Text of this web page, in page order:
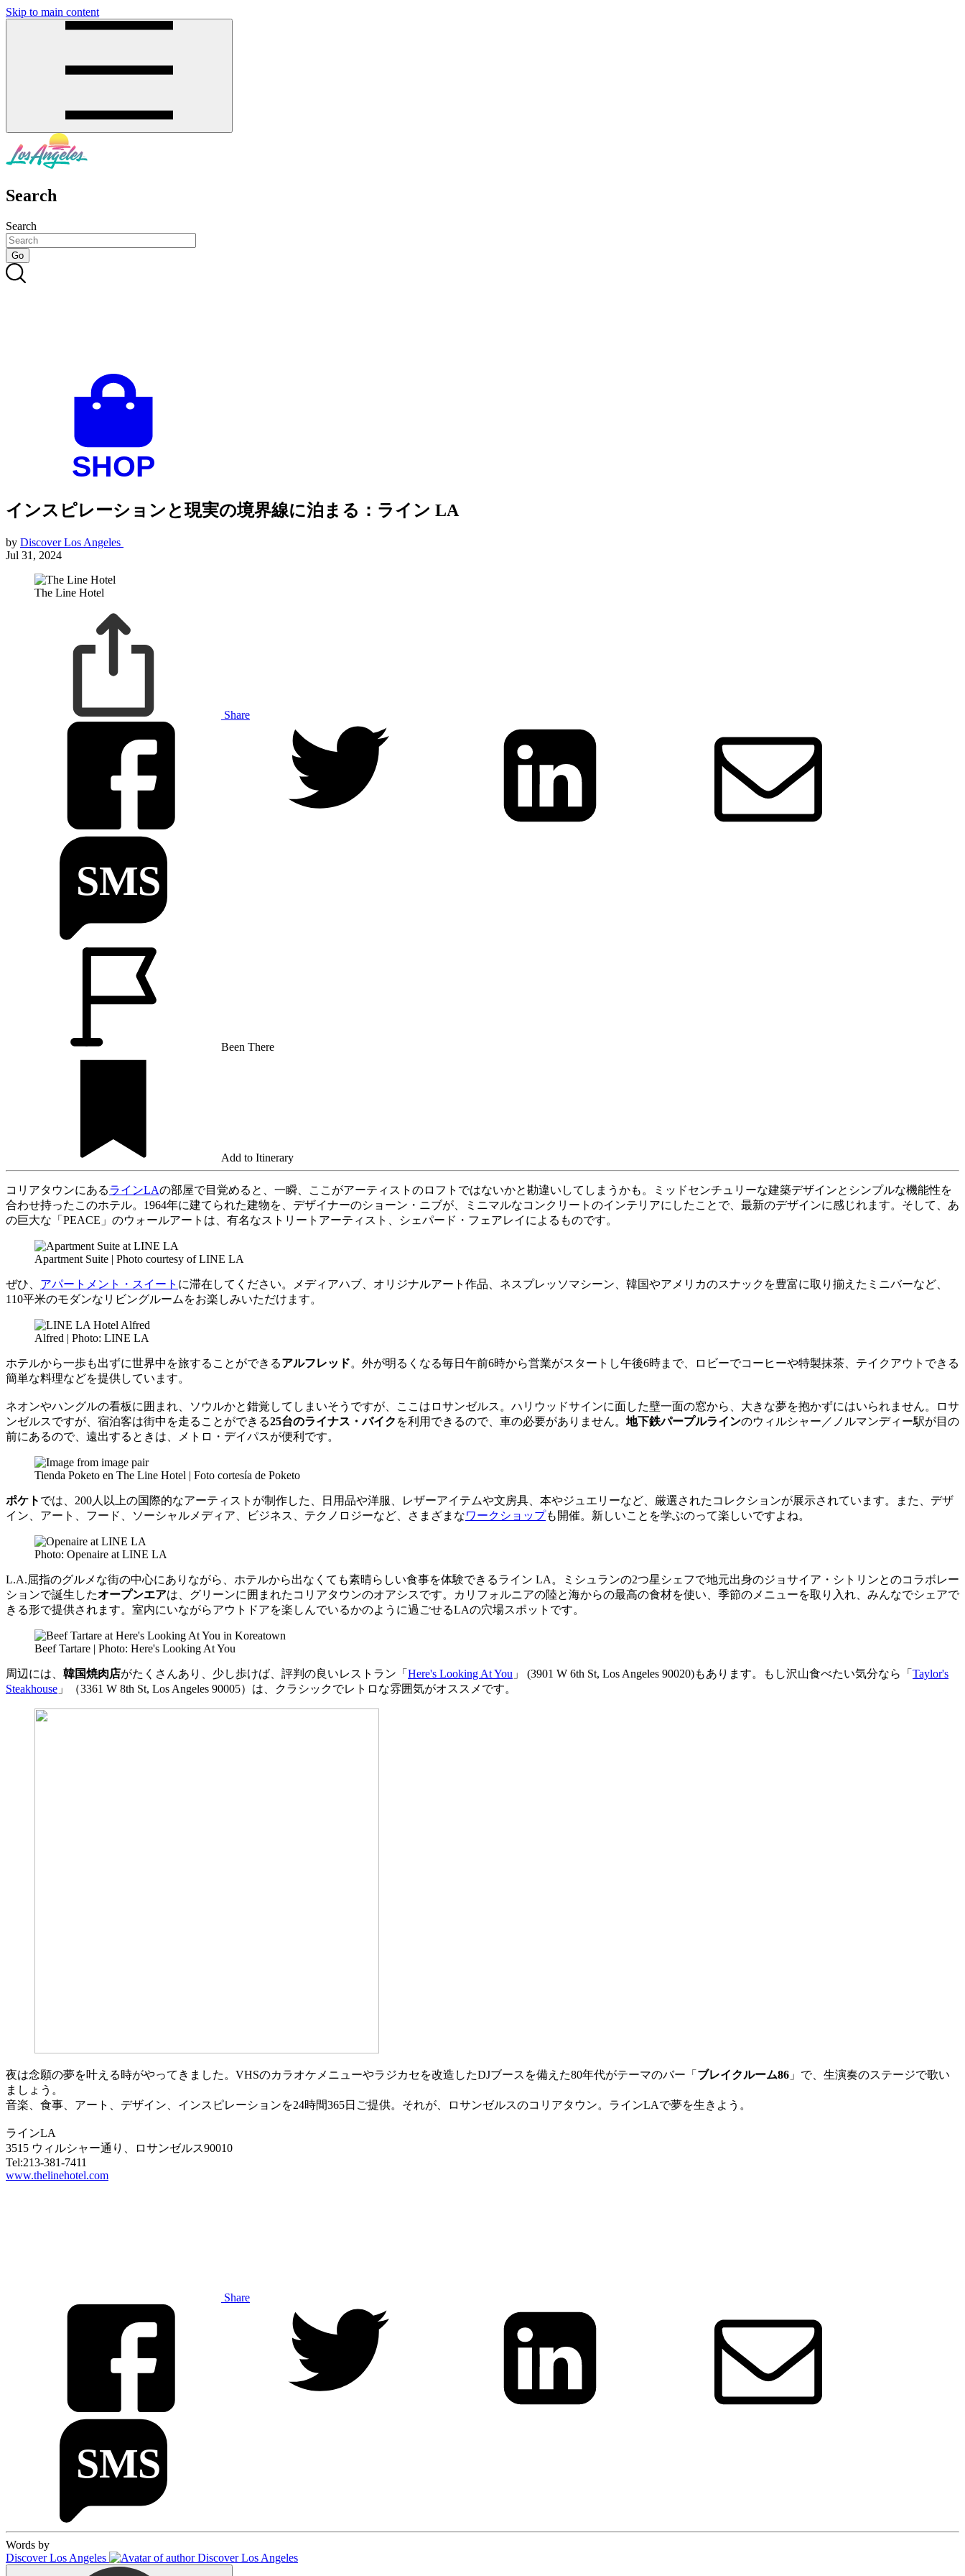
Skip to main content
Search
Search
インスピレーションと現実の境界線に泊まる：ライン LA
by Discover Los Angeles
Jul 31, 2024
The Line Hotel
Share
Been There
Add to Itinerary
コリアタウンにあるラインLAの部屋で目覚めると、一瞬、ここがアーティストのロフトではないかと勘違いしてしまうかも。ミッドセンチュリーな建築デザインとシンプルな機能性を
合わせ持ったこのホテル。1964年に建てられた建物を、デザイナーのショーン・ニブが、ミニマルなコンクリートのインテリアにしたことで、最新のデザインに感じれます。そして、あ
の巨大な「PEACE」のウォールアートは、有名なストリートアーティスト、シェパード・フェアレイによるものです。
Apartment Suite | Photo courtesy of LINE LA
ぜひ、 アパートメント・スイート に滞在してください。メディアハブ、オリジナルアート作品、ネスプレッソマシーン、韓国やアメリカのスナックを豊富に取り揃えたミニバーなど、
110平米のモダンなリビングルームをお楽しみいただけます。
Alfred | Photo: LINE LA
ホテルから一歩も出ずに世界中を旅することができるアルフレッド。外が明るくなる毎日午前6時から営業がスタートし午後6時まで、ロビーでコーヒーや特製抹茶、テイクアウトできる
簡単な料理などを提供しています。
ネオンやハングルの看板に囲まれ、ソウルかと錯覚してしまいそうですが、ここはロサンゼルス。ハリウッドサインに面した壁一面の窓から、大きな夢を抱かずにはいられません。ロサ
ンゼルスですが、宿泊客は街中を走ることができる25台のライナス・バイク を利用できるので、車の必要がありません。 地下鉄パープルラインのウィルシャー／ノルマンディー駅が目の
前にあるので、遠出するときは、メトロ・デイパスが便利です。
Tienda Poketo en The Line Hotel | Foto cortesía de Poketo
ポケト では、200人以上の国際的なアーティストが制作した、日用品や洋服、レザーアイテムや文房具、本やジュエリーなど、厳選されたコレクションが展示されています。また、デザ
イン、アート、フード、ソーシャルメディア、ビジネス、テクノロジーなど、さまざまなワークショップも開催。新しいことを学ぶのって楽しいですよね。
Photo: Openaire at LINE LA
L.A.屈指のグルメな街の中心にありながら、ホテルから出なくても素晴らしい食事を体験できるライン LA。ミシュランの2つ星シェフで地元出身のジョサイア・シトリンとのコラボレー
ションで誕生したオープンエアは、グリーンに囲まれたコリアタウンのオアシスです。カリフォルニアの陸と海からの最高の食材を使い、季節のメニューを取り入れ、みんなでシェアで
きる形で提供されます。室内にいながらアウトドアを楽しんでいるかのように過ごせるLAの穴場スポットです。
Beef Tartare | Photo: Here's Looking At You
周辺には、 韓国焼肉店がたくさんあり、少し歩けば、評判の良いレストラン「 Here's Looking At You 」 (3901 W 6th St, Los Angeles 90020)もあります。もし沢山食べたい気分なら「 Taylor's
Steakhouse 」（3361 W 8th St, Los Angeles 90005）は、クラシックでレトロな雰囲気がオススメです。
夜は念願の夢を叶える時がやってきました。VHSのカラオケメニューやラジカセを改造したDJブースを備えた80年代がテーマのバー「 ブレイクルーム86 」で、生演奏のステージで歌い
ましょう。
音楽、食事、アート、デザイン、インスピレーションを24時間365日ご提供。それが、ロサンゼルスのコリアタウン。ラインLAで夢を生きよう。
ラインLA
3515 ウィルシャー通り、ロサンゼルス90010
Tel:213-381-7411
www.thelinehotel.com
Share
Words by
Discover Los Angeles